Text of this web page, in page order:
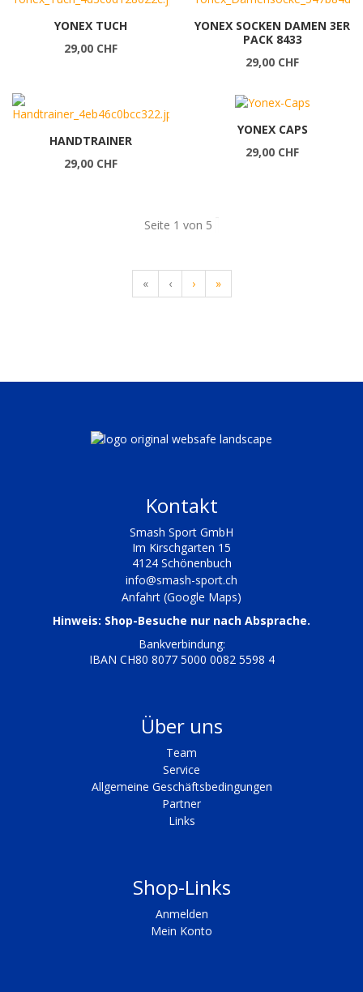
YONEX TUCH
29,00 CHF
YONEX SOCKEN DAMEN 3ER
PACK 8433
29,00 CHF
HANDTRAINER
29,00 CHF
YONEX CAPS
29,00 CHF
Seite 1 von 5
« ‹ › »
Kontakt
Smash Sport GmbH
Im Kirschgarten 15
4124 Schönenbuch
info@smash-sport.ch
Anfahrt (Google Maps)
Hinweis: Shop-Besuche nur nach Absprache.
Bankverbindung:
IBAN CH80 8077 5000 0082 5598 4
Über uns
Team
Service
Allgemeine Geschäftsbedingungen
Partner
Links
Shop-Links
Anmelden
Mein Konto